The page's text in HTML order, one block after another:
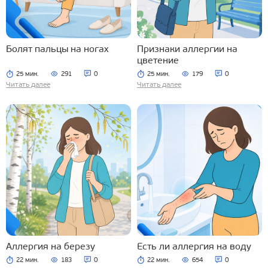
Болят пальцы на ногах
25 мин. 291 0
Читать далее
Признаки аллергии на
цветение
25 мин. 179 0
Читать далее
Аллергия на березу
22 мин. 183 0
Есть ли аллергия на воду
22 мин. 654 0